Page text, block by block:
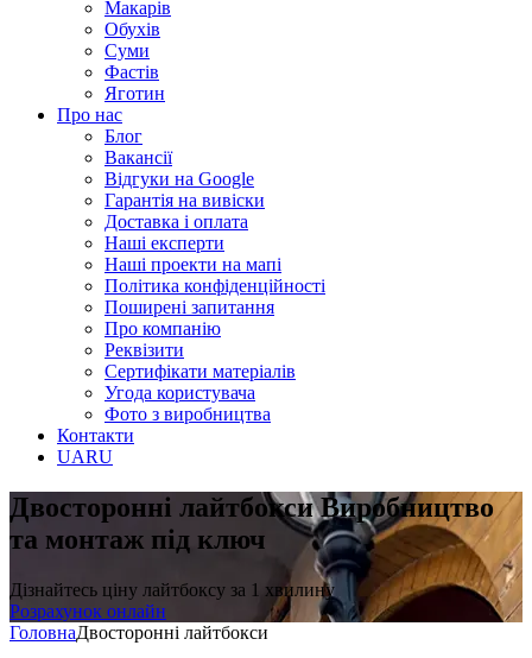
Макарів
Обухів
Суми
Фастів
Яготин
Про нас
Блог
Вакансії
Відгуки на Google
Гарантія на вивіски
Доставка і оплата
Наші експерти
Наші проекти на мапі
Політика конфіденційності
Поширені запитання
Про компанію
Реквізити
Сертифікати матеріалів
Угода користувача
Фото з виробництва
Контакти
UARU
Двосторонні лайтбоксиВиробництво
та монтаж під ключ
Дізнайтесь ціну лайтбоксу за 1 хвилину
Розрахунок онлайн
ГоловнаДвосторонні лайтбокси